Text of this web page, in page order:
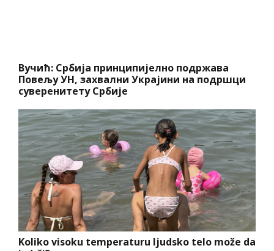
Вучић: Србија принципијелно подржава
Повељу УН, захвални Украјини на подршци
суверенитету Србије
Koliko visoku temperaturu ljudsko telo može da